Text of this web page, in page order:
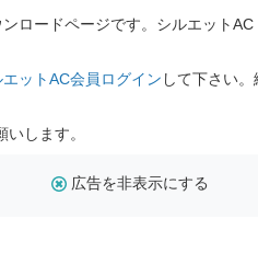
ロードページです。シルエット
エットAC会員ログイン して下さい
いします。
広告を非表示にする